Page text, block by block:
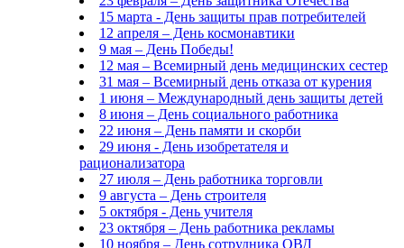
15 марта - День защиты прав потребителей
12 апреля – День космонавтики
9 мая – День Победы!
12 мая – Всемирный день медицинских сестер
31 мая – Всемирный день отказа от курения
1 июня – Международный день защиты детей
8 июня – День социального работника
22 июня – День памяти и скорби
29 июня - День изобретателя и
рационализатора
27 июля – День работника торговли
9 августа – День строителя
5 октября - День учителя
23 октября – День работника рекламы
10 ноября – День сотрудника ОВД